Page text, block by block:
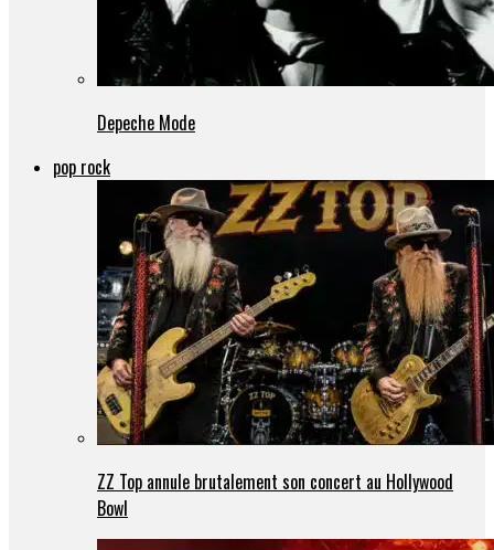
Depeche Mode
pop rock
ZZ Top annule brutalement son concert au Hollywood
Bowl